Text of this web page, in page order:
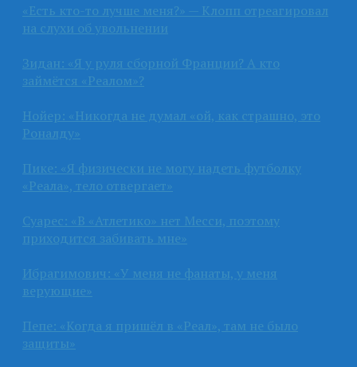
«Есть кто-то лучше меня?» — Клопп отреагировал
на слухи об увольнении
Зидан: «Я у руля сборной Франции? А кто
займётся «Реалом»?
Нойер: «Никогда не думал «ой, как страшно, это
Роналду»
Пике: «Я физически не могу надеть футболку
«Реала», тело отвергает»
Суарес: «В «Атлетико» нет Месси, поэтому
приходится забивать мне»
Ибрагимович: «У меня не фанаты, у меня
верующие»
Пепе: «Когда я пришёл в «Реал», там не было
защиты»